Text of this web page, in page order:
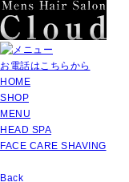
お電話はこちらから
HOME
SHOP
MENU
HEAD SPA
FACE CARE SHAVING
Back